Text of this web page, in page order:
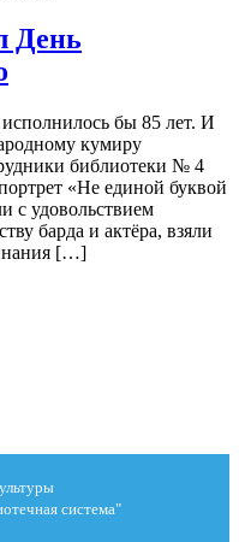
День
бы 85 лет. И
кумиру
библиотеки № 4
«Не единой буквой
с удовольствием
барда и актёра, взяли
[…]
система"